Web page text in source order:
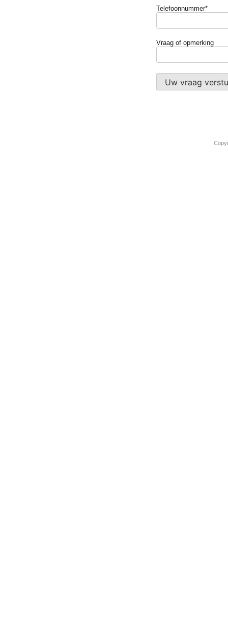
Telefoonnummer*
Vraag of opmerking